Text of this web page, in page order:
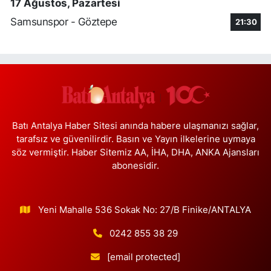
Üsküdar Çarşı Eczanesi
Ürün Eczanesi
0 (216) 652 25 24 Yol Tarifi Al
0 (212) 924 95 90 Yol Tarifi Al
Doğapark Eczanesi
Sahrayıcedit Mahallesi, Halk Sokak No:8 A-B Sahrayıcedit Kadıköy
17 Ağustos, Pazartesi
Samsunspor - Göztepe
21:30
Batı Antalya Haber Sitesi anında habere ulaşmanızı sağlar,
tarafsız ve güvenilirdir. Basın ve Yayın ilkelerine uymaya
söz vermiştir. Haber Sitemiz AA, İHA, DHA, ANKA Ajansları
abonesidir.
Yeni Mahalle 536 Sokak No: 27/B Finike/ANTALYA
0242 855 38 29
[email protected]